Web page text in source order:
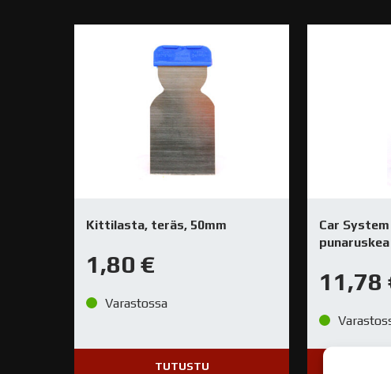
Kittilasta, teräs, 50mm
1,80 €
Varastossa
TUTUSTU
Car
11,78